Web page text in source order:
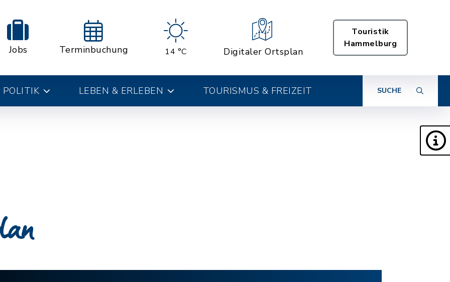
Jobs Terminbuchung 14 °C Digitaler Ortsplan
Touristik
Hammelburg
POLITIK LEBEN & ERLEBEN TOURISMUS & FREIZEIT SUCHE